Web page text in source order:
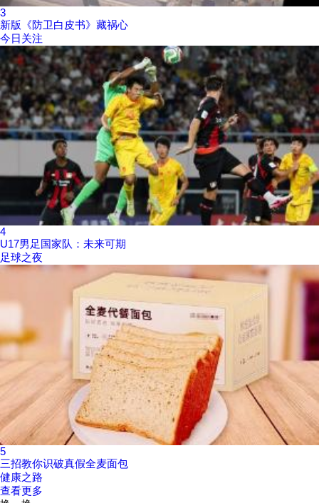
3
新版《防卫白皮书》藏祸心
今日关注
4
U17男足国家队：未来可期
足球之夜
5
三招教你识破真假全麦面包
健康之路
查看更多